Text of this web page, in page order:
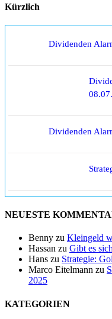
Kürzlich
Dividenden
Dividenden
NEUESTE
Benny zu Kleingeld
Hassan zu Gibt es
Hans zu Strategie:
Marco Eitelmann zu
2025
KATEGORIEN